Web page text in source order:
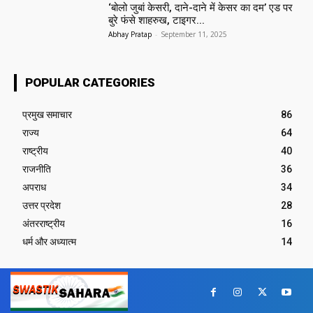
‘बोलो जुबां केसरी, दाने-दाने में केसर का दम’ एड पर
बुरे फंसे शाहरुख, टाइगर...
Abhay Pratap - September 11, 2025
POPULAR CATEGORIES
प्रमुख समाचार‎
86
राज्य
64
राष्ट्रीय
40
राजनीति
36
अपराध
34
उत्तर प्रदेश
28
अंतरराष्ट्रीय
16
धर्म और अध्यात्म
14